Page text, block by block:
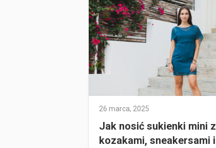
26 marca, 2025
Jak nosić sukienki mini z
kozakami, sneakersami i